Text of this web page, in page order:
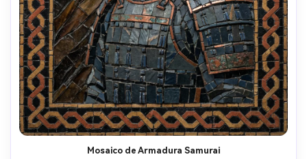
Mosaico de Armadura Samurai